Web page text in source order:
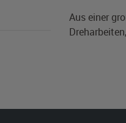
Aus einer